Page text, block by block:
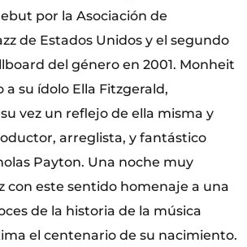
por la Asociación de
de Estados Unidos y el segundo
del género en 2001. Monheit
su ídolo Ella Fitzgerald,
vez un reflejo de ella misma y
arreglista, y fantástico
Payton. Una noche muy
con este sentido homenaje a una
de la historia de la música
el centenario de su nacimiento.